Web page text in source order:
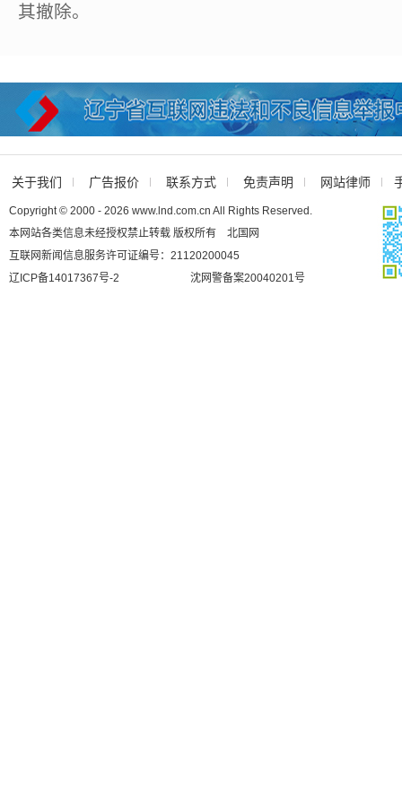
其撤除。
关于我们 广告报价 联系方式 免责声明 网站律师
Copyright © 2000 - 2026 www.lnd.com.cn All Rights Reserved.
本网站各类信息未经授权禁止转载 版权所有 北国网
互联网新闻信息服务许可证编号：21120200045
辽ICP备14017367号-2
沈网警备案20040201号